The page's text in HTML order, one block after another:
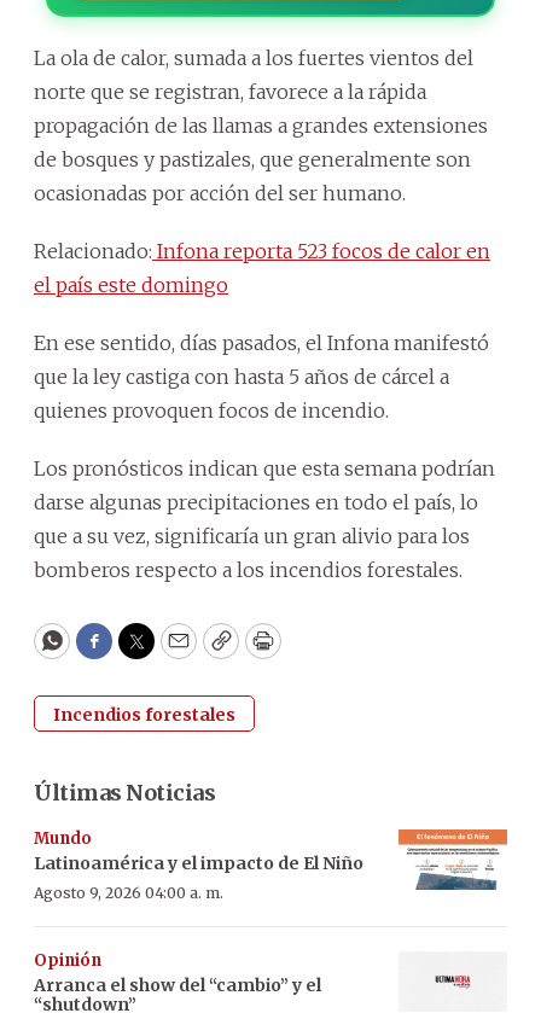
La ola de calor, sumada a los fuertes vientos del
norte que se registran, favorece a la rápida
propagación de las llamas a grandes extensiones
de bosques y pastizales, que generalmente son
ocasionadas por acción del ser humano.
Relacionado: Infona reporta 523 focos de calor en
el país este domingo
En ese sentido, días pasados, el Infona manifestó
que la ley castiga con hasta 5 años de cárcel a
quienes provoquen focos de incendio.
Los pronósticos indican que esta semana podrían
darse algunas precipitaciones en todo el país, lo
que a su vez, significaría un gran alivio para los
bomberos respecto a los incendios forestales.
WhatsApp
Facebook
Twitter
EmailCopyPrint
Incendios forestales
Últimas Noticias
Mundo
Latinoamérica y el impacto de El Niño
Agosto 9, 2026 04:00 a. m.
Opinión
Arranca el show del “cambio” y el
“shutdown”